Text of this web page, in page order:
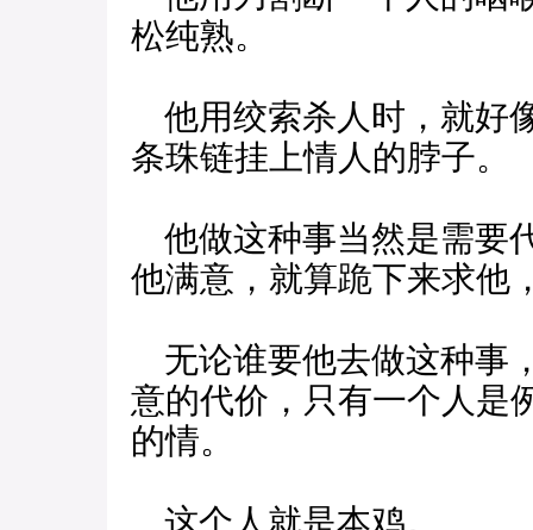
松纯熟。
他用绞索杀人时，就好
条珠链挂上情人的脖子。
他做这种事当然是需要
他满意，就算跪下来求他
无论谁要他去做这种事
意的代价，只有一个人是
的情。
这个人就是本鸡。